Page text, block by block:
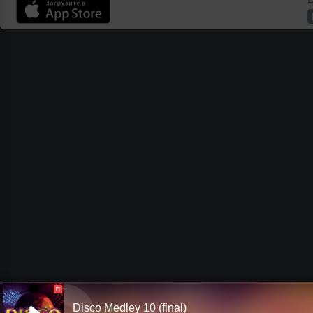
П
Disco Medley 10 (final)